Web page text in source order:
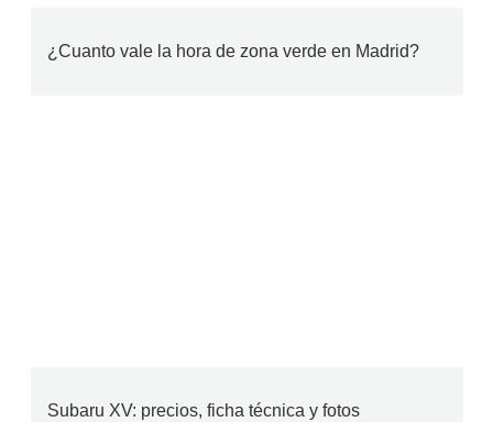
¿Cuanto vale la hora de zona verde en Madrid?
Subaru XV: precios, ficha técnica y fotos